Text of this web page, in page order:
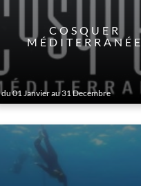
COSQUER
MÉDITERRANÉE
du 01 Janvier au 31 Decembre